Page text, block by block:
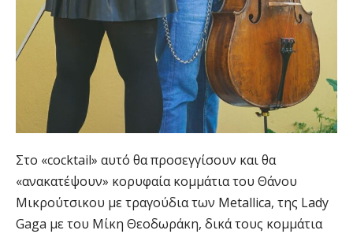
Στο «cocktail» αυτό θα προσεγγίσουν και θα
«ανακατέψουν» κορυφαία κομμάτια του Θάνου
Μικρούτσικου με τραγούδια των Metallica, της Lady
Gaga με του Μίκη Θεοδωράκη, δικά τους κομμάτια